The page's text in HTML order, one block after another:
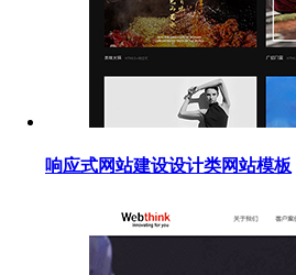
响应式网站建设设计类网站模板